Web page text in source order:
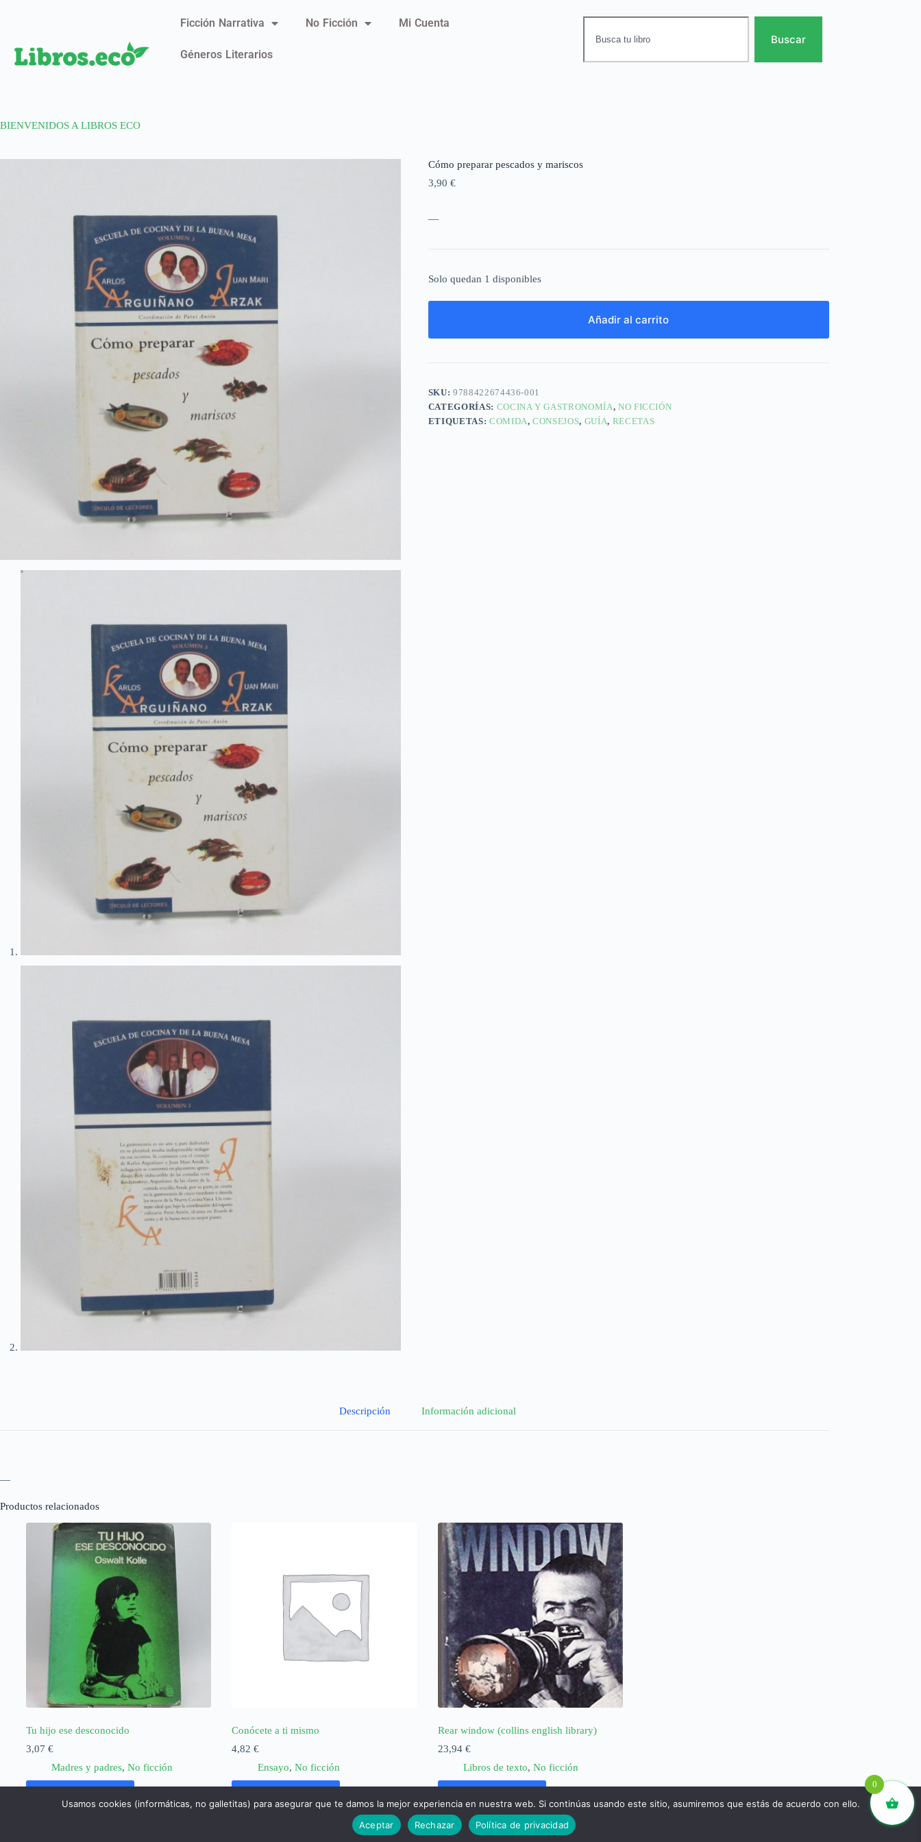
Ficción Narrativa No Ficción Mi Cuenta
Géneros Literarios
Buscar
BIENVENIDOS A LIBROS ECO
Cómo preparar pescados y mariscos
3,90 €
—
Solo quedan 1 disponibles
Añadir al carrito
SKU:9788422674436-001
CATEGORÍAS: COCINA Y GASTRONOMÍA, NO FICCIÓN
ETIQUETAS: COMIDA,CONSEJOS, GUÍA, RECETAS
Descripción Información adicional
—
Productos relacionados
Tu hijo ese desconocido
3,07 €
Madres y padres, No ficción
Conócete a ti mismo
4,82€
Ensayo, No ficción
Rear window (collins english library)
23,94 €
Libros de texto,No ficción
0
Usamos cookies (informáticas, no galletitas) para asegurar que te damos la mejor experiencia en nuestra web. Si continúas usando este sitio, asumiremos que estás de acuerdo con ello.
Aceptar
Rechazar Política de privacidad